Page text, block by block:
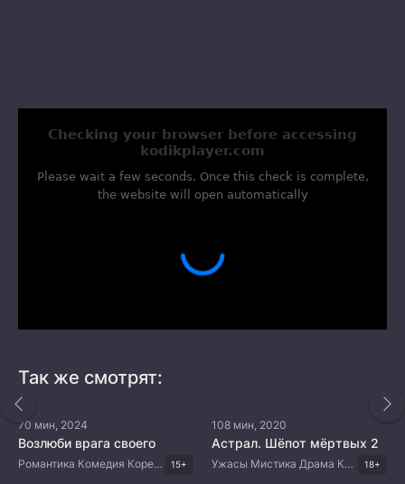
Так же смотрят:
70 мин, 2024
Возлюби врага своего
Романтика Комедия Корейские дорамы 15+
108 мин, 2020
Астрал. Шёпот мёртвых 2
Ужасы Мистика Драма Корейские дорамы 18+